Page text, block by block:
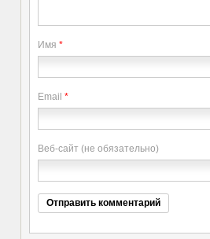
Имя *
Email *
Веб-сайт (не обязательно)